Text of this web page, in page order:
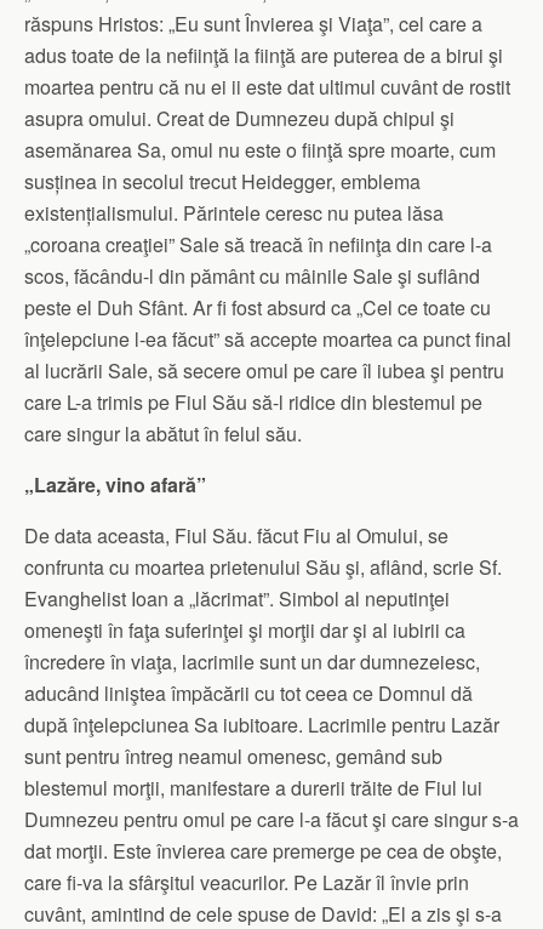
răspuns Hristos: „Eu sunt Învierea şi Viaţa”, cel care a
adus toate de la nefiinţă la fiinţă are puterea de a birui şi
moartea pentru că nu ei ii este dat ultimul cuvânt de rostit
asupra omului. Creat de Dumnezeu după chipul şi
asemănarea Sa, omul nu este o fiinţă spre moarte, cum
susținea in secolul trecut Heidegger, emblema
existențialismului. Părintele ceresc nu putea lăsa
„coroana creaţiei” Sale să treacă în nefiinţa din care l-a
scos, făcându-l din pământ cu mâinile Sale şi suflând
peste el Duh Sfânt. Ar fi fost absurd ca „Cel ce toate cu
înţelepciune l-ea făcut” să accepte moartea ca punct final
al lucrării Sale, să secere omul pe care îl iubea şi pentru
care L-a trimis pe Fiul Său să-l ridice din blestemul pe
care singur la abătut în felul său.
„Lazăre, vino afară”
De data aceasta, Fiul Său. făcut Fiu al Omului, se
confrunta cu moartea prietenului Său şi, aflând, scrie Sf.
Evanghelist Ioan a „lăcrimat”. Simbol al neputinţei
omeneşti în faţa suferinţei şi morţii dar şi al iubirii ca
încredere în viaţa, lacrimile sunt un dar dumnezeiesc,
aducând liniştea împăcării cu tot ceea ce Domnul dă
după înţelepciunea Sa iubitoare. Lacrimile pentru Lazăr
sunt pentru întreg neamul omenesc, gemând sub
blestemul morţii, manifestare a durerii trăite de Fiul lui
Dumnezeu pentru omul pe care l-a făcut şi care singur s-a
dat morţii. Este învierea care premerge pe cea de obşte,
care fi-va la sfârşitul veacurilor. Pe Lazăr îl învie prin
cuvânt, amintind de cele spuse de David: „El a zis şi s-a